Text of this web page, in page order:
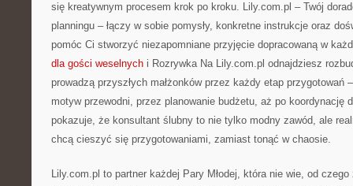
się kreatywnym procesem krok po kroku. Lily.com.pl – Twój
planningu – łączy w sobie pomysły, konkretne instrukcje oraz
pomóc Ci stworzyć niezapomniane przyjęcie dopracowaną w
dla gości weselnych i Rozrywka Na Lily.com.pl odnajdziesz
prowadzą przyszłych małżonków przez każdy etap przygotowań
motyw przewodni, przez planowanie budżetu, aż po koordynację
pokazuje, że konsultant ślubny to nie tylko modny zawód, ale
chcą cieszyć się przygotowaniami, zamiast tonąć w chaosie.
Lily.com.pl to partner każdej Pary Młodej, która nie wie, od